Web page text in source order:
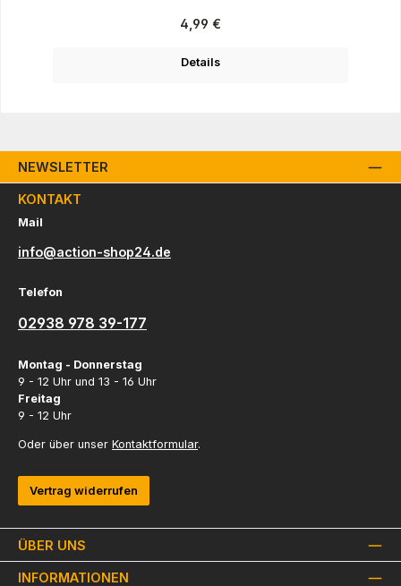
Regulärer Preis:
4,99 €
Details
NEWSLETTER
ÜBER UNS
INFORMATIONEN
KONTAKT
Mail
info@action-shop24.de
Telefon
02938 978 39-177
Montag - Donnerstag
9 - 12 Uhr und 13 - 16 Uhr
Freitag
9 - 12 Uhr
Oder über unser Kontaktformular.
Vertrag widerrufen